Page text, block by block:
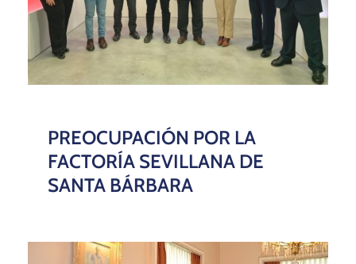
PREOCUPACIÓN POR LA
FACTORÍA SEVILLANA DE
SANTA BÁRBARA